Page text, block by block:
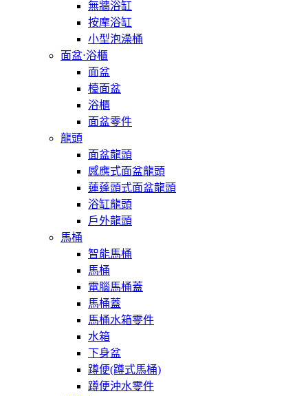
無牆浴缸
按摩浴缸
小型泡澡桶
面盆⋅浴櫃
面盆
檯面盆
浴櫃
面盆零件
龍頭
面盆龍頭
感應式面盆龍頭
蓮蓬頭式面盆龍頭
浴缸龍頭
戶外龍頭
馬桶
智能馬桶
馬桶
電腦馬桶蓋
馬桶蓋
馬桶水箱零件
水箱
下身盆
蹲便(蹲式馬桶)
蹲便沖水零件